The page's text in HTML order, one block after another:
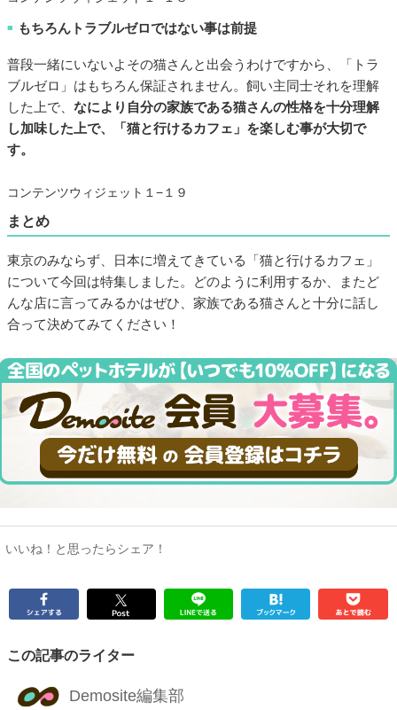
■ もちろんトラブルゼロではない事は前提
普段一緒にいないよその猫さんと出会うわけですから、「トラ
ブルゼロ」はもちろん保証されません。飼い主同士それを理解
した上で、 なにより自分の家族である猫さんの性格を十分理解
し加味した上で、「猫と行けるカフェ」を楽しむ事が大切で
す。
コンテンツウィジェット１−１９
まとめ
東京のみならず、日本に増えてきている「猫と行けるカフェ」
について今回は特集しました。どのように利用するか、またど
んな店に言ってみるかはぜひ、家族である猫さんと十分に話し
合って決めてみてください！
いいね！と思ったらシェア！
この記事のライター
Demosite編集部